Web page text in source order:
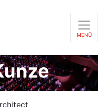
MENÜ